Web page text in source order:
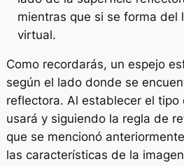
mientras que si se forma del
virtual.
Como recordarás, un espejo
según el lado donde se
reflectora. Al establecer el tipo
usará y siguiendo la regla de
que se mencionó
las características de la